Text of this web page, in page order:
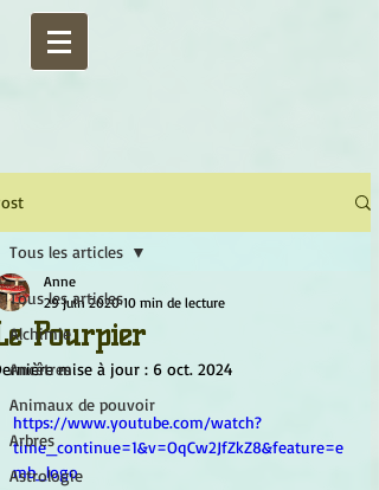
Tous les articles
Alchimie
Ancêtres
Animaux de pouvoir
Arbres
Astrologie
Tous les articles
Pourpier
Anne
29 juin 2020 10 min de lecture
mise à jour : 6 oct. 2024
https://www.youtube.com/watch?
time_continue=1&v=OqCw2JfZkZ8&feature=e
mb_logo